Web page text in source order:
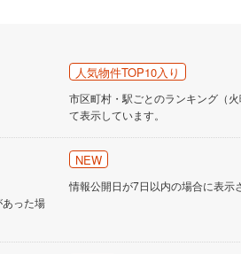
人気物件TOP10入り
市区町村・駅ごとのランキング（
て表示しています。
った場
NEW
情報公開日が7日以内の場合に表示